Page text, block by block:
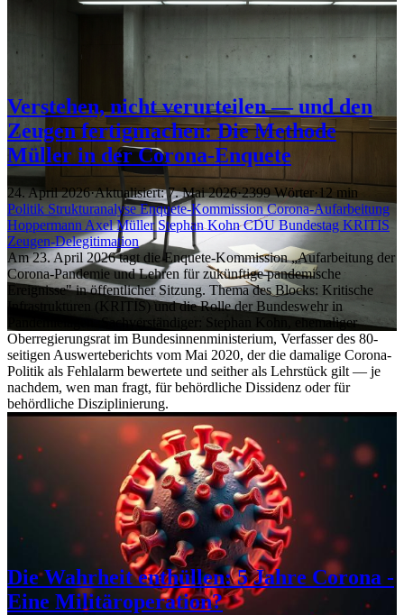
Verstehen, nicht verurteilen — und den
Zeugen fertigmachen: Die Methode
Müller in der Corona-Enquete
24. April 2026·Aktualisiert: 7. Mai 2026·2399 Wörter·12 min
Politik StrukturanalyseEnquete-KommissionCorona-Aufarbeitung
HoppermannAxel Müller Stephan KohnCDU Bundestag KRITIS
Zeugen-Delegitimation
Am 23. April 2026 tagt die Enquete-Kommission „Aufarbeitung der
Corona-Pandemie und Lehren für zukünftige pandemische
Ereignisse" in öffentlicher Sitzung. Thema des Blocks: Kritische
Infrastrukturen (KRITIS) und die Rolle der Bundeswehr in
Pandemielagen. Sachverständiger: Stephan Kohn, ehemaliger
Oberregierungsrat im Bundesinnenministerium, Verfasser des 80-
seitigen Auswerteberichts vom Mai 2020, der die damalige Corona-
Politik als Fehlalarm bewertete und seither als Lehrstück gilt — je
nachdem, wen man fragt, für behördliche Dissidenz oder für
behördliche Disziplinierung.
Die Wahrheit enthüllen: 5 Jahre Corona -
Eine Militäroperation?